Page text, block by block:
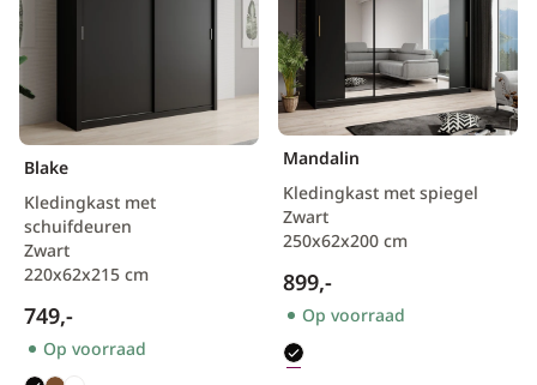
Blake
Kledingkast met
schuifdeuren
Zwart
220x62x215 cm
749,-
Op voorraad
Mandalin
Kledingkast met spiegel
Zwart
250x62x200 cm
899,-
Op voorraad